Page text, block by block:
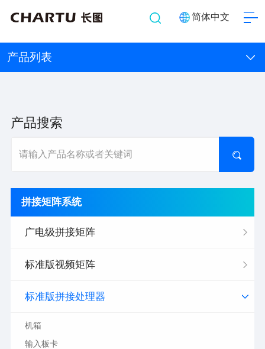
简体中文
产品列表
产品搜索
拼接矩阵系统
广电级拼接矩阵
标准版视频矩阵
标准版拼接处理器
机箱
输入板卡